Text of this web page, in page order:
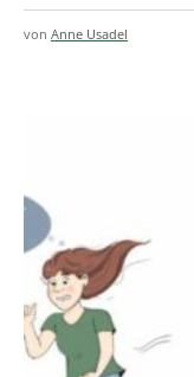
von Anne Usadel